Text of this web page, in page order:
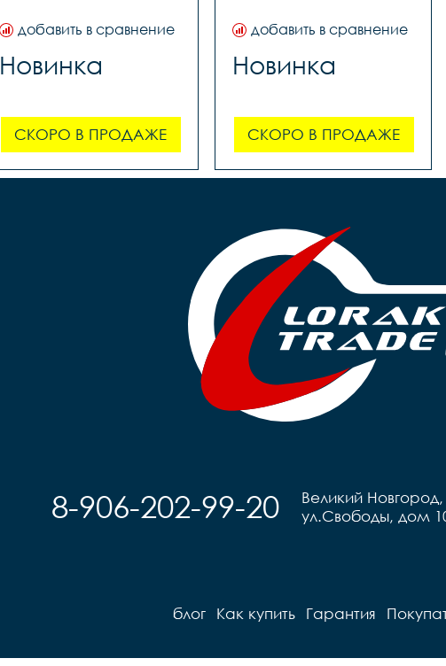
добавить в сравнение
Новинка
СКОРО В ПРОДАЖЕ
добавить в сравнение
Новинка
СКОРО В ПРОДАЖЕ
Великий Новгород,
ул.Свободы, дом
8-906-202-99-20
блог Как купить Гарантия